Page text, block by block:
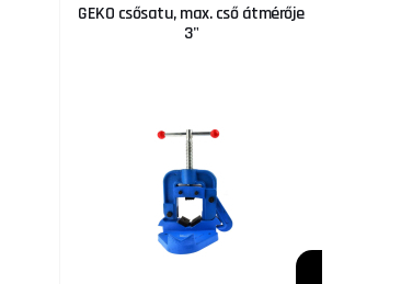
GEKO csősatu, max. cső átmérője
3"